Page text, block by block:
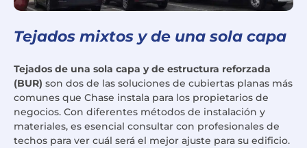
Tejados mixtos y de una sola capa
Tejados de una sola capa y de estructura reforzada
(BUR) son dos de las soluciones de cubiertas planas más
comunes que Chase instala para los propietarios de
negocios. Con diferentes métodos de instalación y
materiales, es esencial consultar con profesionales de
techos para ver cuál será el mejor ajuste para su edificio.